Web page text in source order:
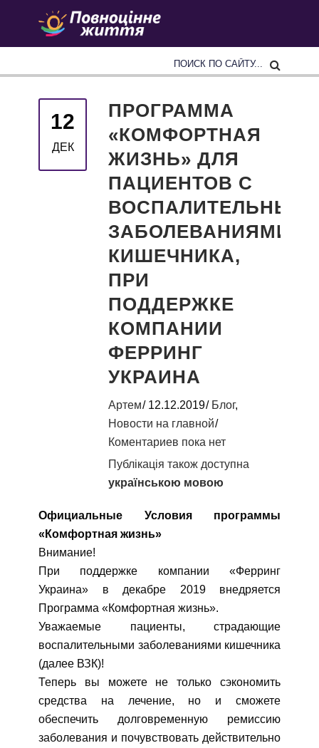
12
ДЕК
ПРОГРАММА
«КОМФОРТНАЯ
ЖИЗНЬ» ДЛЯ
ПАЦИЕНТОВ С
ЗАБОЛЕВАНИЯМИ
КИШЕЧНИКА,
ПРИ
ПОДДЕРЖКЕ
КОМПАНИИ
ФЕРРИНГ
УКРАИНА
Артем 12.12.2019 Блог,
Новости на главной
Коментариев пока нет
Публікація також доступна
українською мовою
Официальные Условия программы
«Комфортная жизнь»
Внимание!
При поддержке компании «Ферринг
Украина» в декабре 2019 внедряется
Программа «Комфортная жизнь».
Уважаемые пациенты, страдающие
воспалительными заболеваниями кишечника
(далее ВЗК)!
Теперь вы можете не только сэкономить
средства на лечение, но и сможете
обеспечить долговременную ремиссию
заболевания и почувствовать действительно